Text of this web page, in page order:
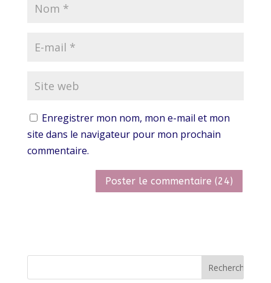
Enregistrer mon nom, mon e-mail et mon
site dans le navigateur pour mon prochain
commentaire.